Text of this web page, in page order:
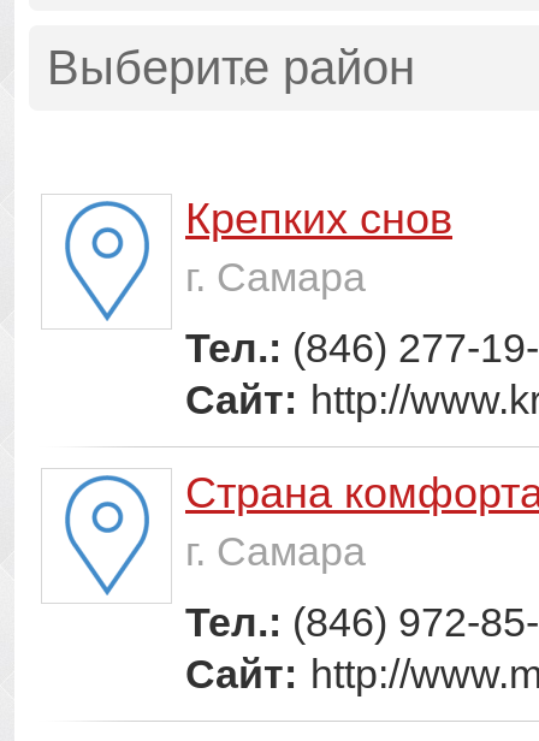
Выберите район
Крепких снов
г. Самара
Тел.: (846) 277-
Сайт: http://
Страна
г. Самара
Тел.: (846) 972-
Сайт: http://